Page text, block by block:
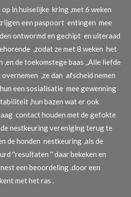
in huiselijke kring ,met 6 weken
een paspoort entingen mee
ontwormd en gechipt en uiteraad
,zodat ze met 8 weken het
,en de toekomstege baas ,,Alle liefde
,ze dan afscheid nemen
een sosialisatie mee gewenning
,hun bazen wat er ook
contact houden met de gefokte
de nestkeuring vereniging terug te
de honden nestkeuring ,als de
''resultaten '' daar bekeken en
een beoordeling .door een
met het ras .